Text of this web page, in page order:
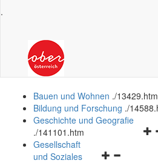
.
Bauen und Wohnen ./13429.htm
Bildung und Forschung ./
Geschichte und Geografie
./141101.htm
Gesellschaft
und Soziales